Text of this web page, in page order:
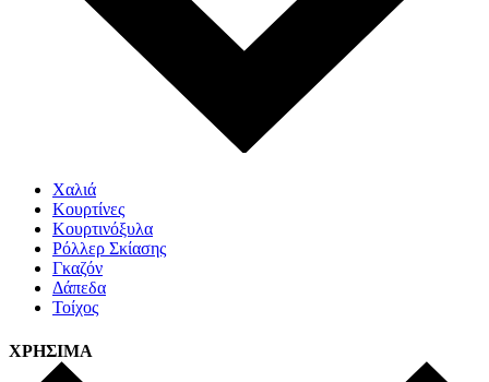
Χαλιά
Κουρτίνες
Κουρτινόξυλα
Ρόλλερ Σκίασης
Γκαζόν
Δάπεδα
Τοίχος
ΧΡΗΣΙΜΑ